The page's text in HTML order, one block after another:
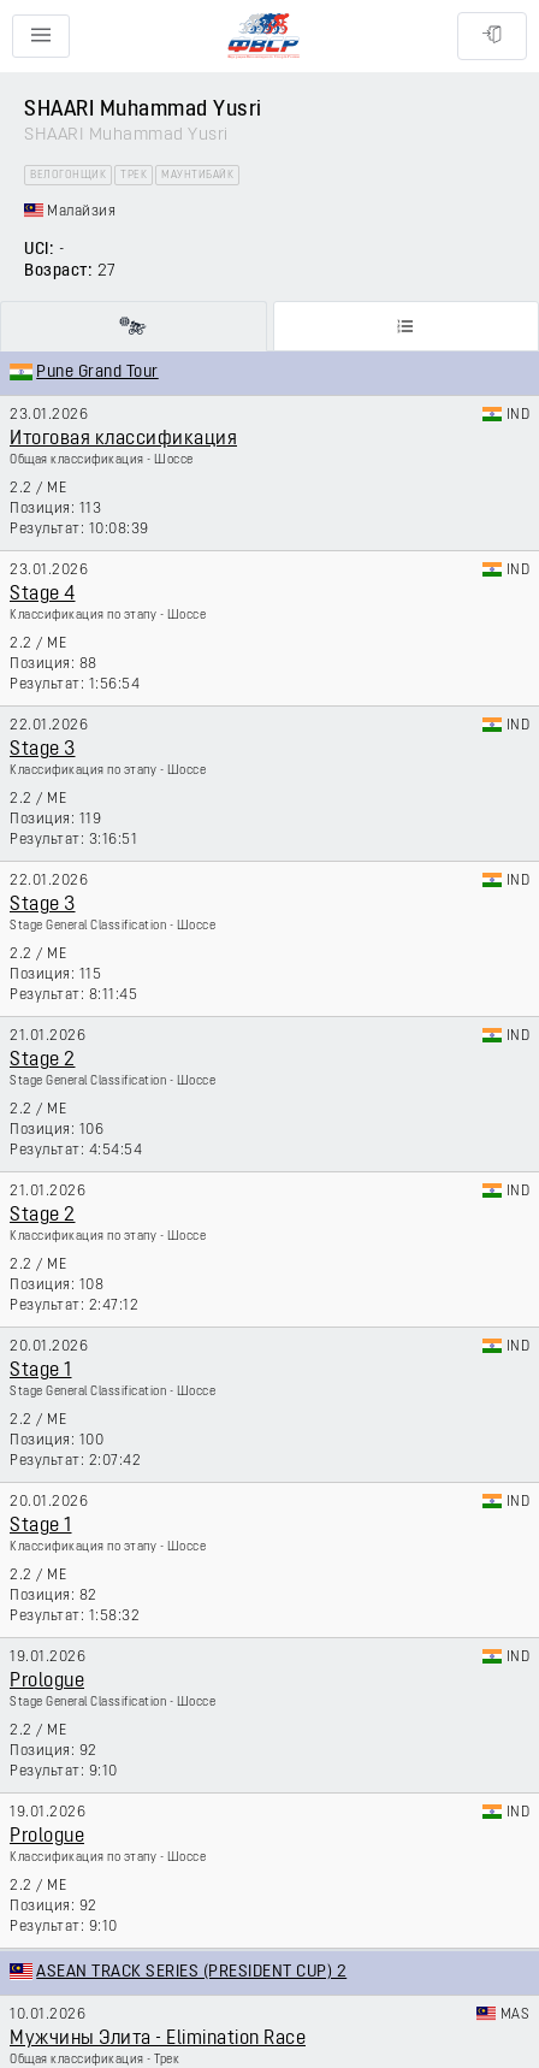
SHAARI Muhammad Yusri
SHAARI Muhammad Yusri
ВЕЛОГОНЩИК ТРЕК МАУНТИБАЙК
Малайзия
UCI: -
Возраст: 27
Pune Grand Tour
23.01.2026 IND
Итоговая классификация
Общая классификация - Шоссе
2.2 / ME
113
10:08:39
23.01.2026 IND
Stage 4
Классификация по этапу - Шоссе
2.2 / ME
88
1:56:54
22.01.2026 IND
Stage 3
Классификация по этапу - Шоссе
2.2 / ME
119
3:16:51
22.01.2026 IND
Stage 3
Stage General Classification - Шоссе
2.2 / ME
115
8:11:45
21.01.2026 IND
Stage 2
Stage General Classification - Шоссе
2.2 / ME
106
4:54:54
21.01.2026 IND
Stage 2
Классификация по этапу - Шоссе
2.2 / ME
108
2:47:12
20.01.2026 IND
Stage 1
Stage General Classification - Шоссе
2.2 / ME
100
2:07:42
20.01.2026 IND
Stage 1
Классификация по этапу - Шоссе
2.2 / ME
82
1:58:32
19.01.2026 IND
Prologue
Stage General Classification - Шоссе
2.2 / ME
92
9:10
19.01.2026 IND
Prologue
Классификация по этапу - Шоссе
2.2 / ME
92
9:10
ASEAN TRACK SERIES (PRESIDENT CUP) 2
10.01.2026 MAS
Мужчины Элита - Elimination Race
Общая классификация - Трек